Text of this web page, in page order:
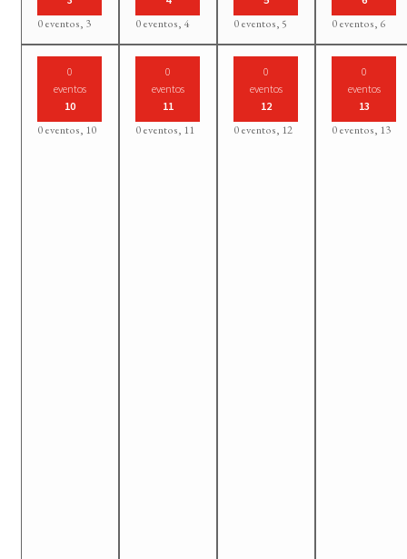
0 eventos, 3 0 eventos, 4 0 eventos,5 0 eventos, 6
0
eventos
10
0 eventos, 10
0
eventos
11
0 eventos, 11
0
eventos
12
0 eventos, 12
0
eventos
13
0 eventos, 13